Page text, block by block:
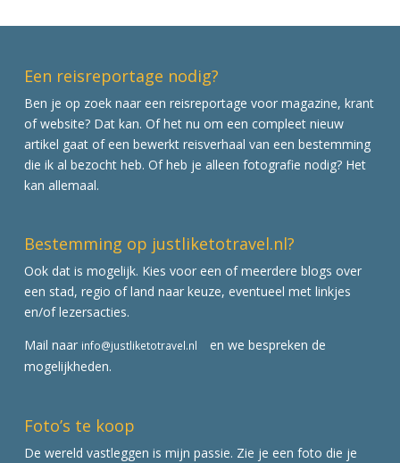
Een reisreportage nodig?
Ben je op zoek naar een reisreportage voor magazine, krant
of website? Dat kan. Of het nu om een compleet nieuw
artikel gaat of een bewerkt reisverhaal van een bestemming
die ik al bezocht heb. Of heb je alleen fotografie nodig? Het
kan allemaal.
Bestemming op justliketotravel.nl?
Ook dat is mogelijk. Kies voor een of meerdere blogs over
een stad, regio of land naar keuze, eventueel met linkjes
en/of lezersacties.
Mail naar info@justliketotravel.nl
en we bespreken de
mogelijkheden.
Foto’s te koop
De wereld vastleggen is mijn passie. Zie je een foto die je